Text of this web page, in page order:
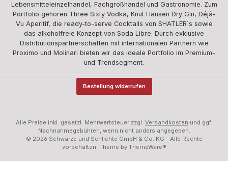
Lebensmitteleinzelhandel, Fachgroßhandel und Gastronomie. Zum
Portfolio gehören Three Sixty Vodka, Knut Hansen Dry Gin, Déjà-
Vu Aperitif, die ready-to-serve Cocktails von SHATLER´s sowie
das alkoholfreie Konzept von Soda Libre. Durch exklusive
Distributionspartnerschaften mit internationalen Partnern wie
Proximo und Molinari bieten wir das ideale Portfolio im Premium-
und Trendsegment.
Bestellung widerrufen
Alle Preise inkl. gesetzl. Mehrwertsteuer zzgl. Versandkosten und ggf.
Nachnahmegebühren, wenn nicht anders angegeben.
© 2026 Schwarze und Schlichte GmbH & Co. KG - Alle Rechte
vorbehalten. Theme by ThemeWare®